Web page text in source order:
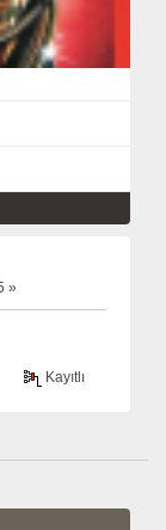
»
Kayıtlı